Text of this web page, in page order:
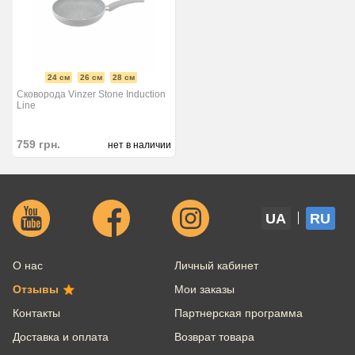
24 см 26 см 28 см
Сковорода Vinzer Stone Induction
Line
759 грн. нет в наличии
UA RU
О нас
Отзывы
Контакты
Доставка и оплата
Личный кабинет
Мои заказы
Партнерская программа
Возврат товара